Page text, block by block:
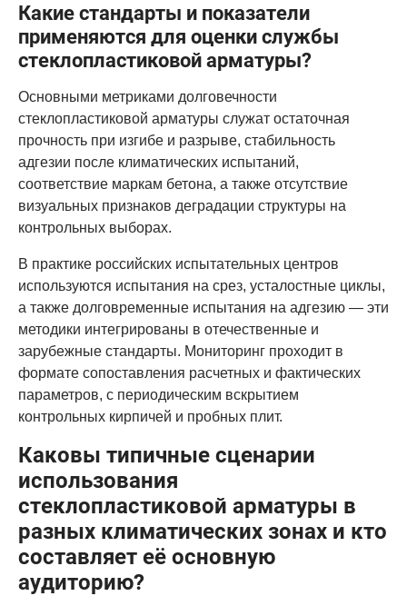
Какие стандарты и показатели
применяются для оценки службы
стеклопластиковой арматуры?
Основными метриками долговечности
стеклопластиковой арматуры служат остаточная
прочность при изгибе и разрыве, стабильность
адгезии после климатических испытаний,
соответствие маркам бетона, а также отсутствие
визуальных признаков деградации структуры на
контрольных выборах.
В практике российских испытательных центров
используются испытания на срез, усталостные циклы,
а также долговременные испытания на адгезию — эти
методики интегрированы в отечественные и
зарубежные стандарты. Мониторинг проходит в
формате сопоставления расчетных и фактических
параметров, с периодическим вскрытием
контрольных кирпичей и пробных плит.
Каковы типичные сценарии
использования
стеклопластиковой арматуры в
разных климатических зонах и кто
составляет её основную
аудиторию?